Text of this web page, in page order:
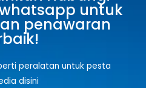
untuk
penawaran
peralatan untuk pesta
disini